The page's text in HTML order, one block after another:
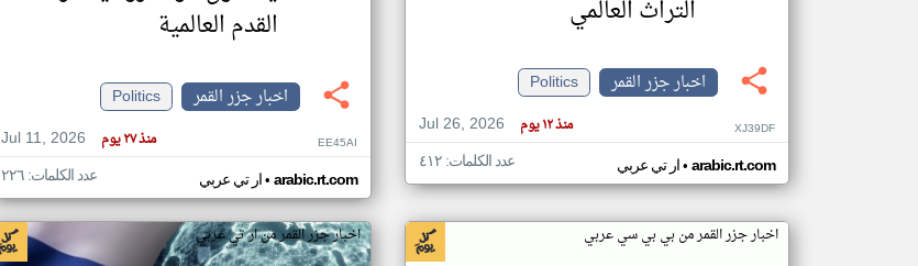
التراث العالمي
اخبار جزر القمر
Politics
Jul 26, 2026
منذ ١٢ يوم XJ39DF
ار تي عربي• arabic.rt.com عدد الكلمات: ٤١٢
القدم العالمية
اخبار جزر القمر
Politics
Jul 11, 2026
منذ ٢٧ يوم EE45AI
ار تي عربي• arabic.rt.com عدد الكلمات: ٢٢٦
اخبار جزر القمر من بي بي سي عربي اخبار جزر القمر من ار تي عربي